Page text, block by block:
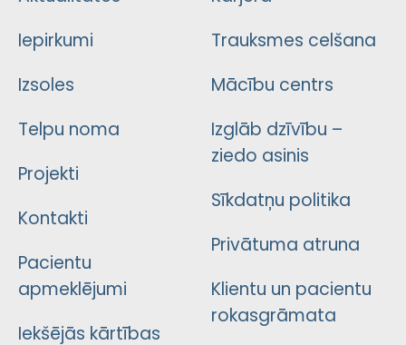
Iepirkumi
Izsoles
Telpu noma
Projekti
Kontakti
Pacientu
apmeklējumi
Iekšējās kārtības
Trauksmes celšana
Mācību centrs
Izglāb dzīvību –
ziedo asinis
Sīkdatņu politika
Privātuma atruna
Klientu un pacientu
rokasgrāmata